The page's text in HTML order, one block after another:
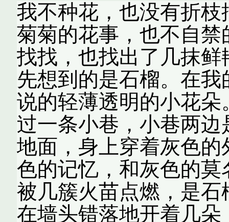
我不种花，也没有折
菊菊的花事，也不自
找找，也找出了几抹
先想到的是石榴。在
说的轻薄透明的小花
过一条小巷，小巷两
地面，身上穿着灰色
色的记忆，和灰色的
被几簇火苗点燃，是
在墙头错落地开着几